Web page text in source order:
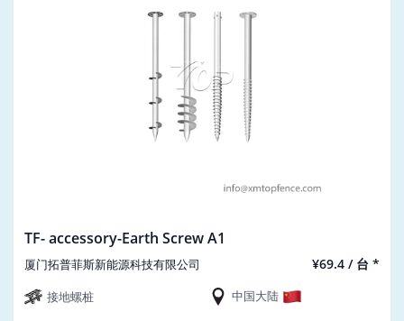
TF- accessory-Earth Screw A1
厦门拓普菲斯新能源科技有限公司 ¥69.4 / 台 *
接地螺桩 中国大陆